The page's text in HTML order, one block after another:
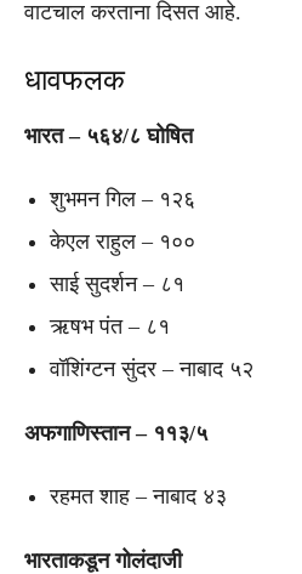
वाटचाल करताना दिसत आहे.
धावफलक
भारत – ५६४/८ घोषित
शुभमन गिल – १२६
केएल राहुल – १००
साई सुदर्शन – ८१
ऋषभ पंत – ८१
वॉशिंग्टन सुंदर – नाबाद ५२
अफगाणिस्तान – ११३/५
रहमत शाह – नाबाद ४३
भारताकडून गोलंदाजी